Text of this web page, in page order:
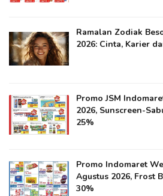
Ramalan Zodiak
2026: Cinta, Karier
Promo JSM
2026, Sunscreen-
25%
Promo Indomaret
Agustus 2026, Frost
30%